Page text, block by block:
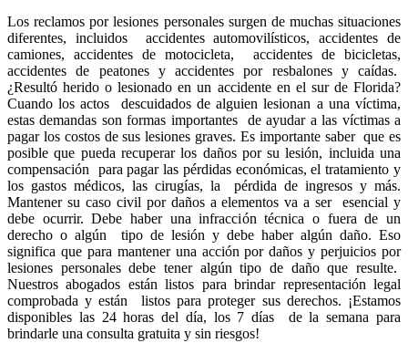
Los reclamos por lesiones personales surgen de muchas situaciones
diferentes, incluidos accidentes automovilísticos, accidentes de
camiones, accidentes de motocicleta, accidentes de bicicletas,
accidentes de peatones y accidentes por resbalones y caídas.
¿Resultó herido o lesionado en un accidente en el sur de Florida?
Cuando los actos descuidados de alguien lesionan a una víctima,
estas demandas son formas importantes de ayudar a las víctimas a
pagar los costos de sus lesiones graves. Es importante saber que es
posible que pueda recuperar los daños por su lesión, incluida una
compensación para pagar las pérdidas económicas, el tratamiento y
los gastos médicos, las cirugías, la pérdida de ingresos y más.
Mantener su caso civil por daños a elementos va a ser esencial y
debe ocurrir. Debe haber una infracción técnica o fuera de un
derecho o algún tipo de lesión y debe haber algún daño. Eso
significa que para mantener una acción por daños y perjuicios por
lesiones personales debe tener algún tipo de daño que resulte.
Nuestros abogados están listos para brindar representación legal
comprobada y están listos para proteger sus derechos. ¡Estamos
disponibles las 24 horas del día, los 7 días de la semana para
brindarle una consulta gratuita y sin riesgos!